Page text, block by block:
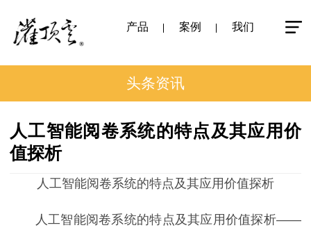
产品 案例 我们
头条资讯
人工智能阅卷系统的特点及其应用价
值探析
人工智能阅卷系统的特点及其应用价值探析
人工智能阅卷系统的特点及其应用价值探析——